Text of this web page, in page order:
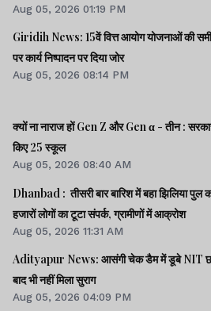
Aug 05, 2026 01:19 PM
Giridih News: 15वें वित्त आयोग योजनाओं की
पर कार्य निष्पादन पर दिया जोर
Aug 05, 2026 08:14 PM
क्यों ना नाराज हों Gen Z और Gen α - तीन :
किए 25 स्कूल
Aug 05, 2026 08:40 AM
Dhanbad : तीसरी बार बारिश में बहा झिलिया पुल
हजारों लोगों का टूटा संपर्क, ग्रामीणों में आक्रोश
Aug 05, 2026 11:31 AM
Adityapur News: आसंगी चेक डैम में डूबे NIT
बाद भी नहीं मिला सुराग
Aug 05, 2026 04:09 PM